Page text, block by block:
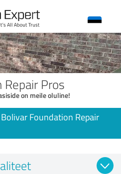
Pros
on meile oluline!
Bolivar Foundation Repair